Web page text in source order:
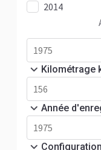
2014
Kilométrage
Année